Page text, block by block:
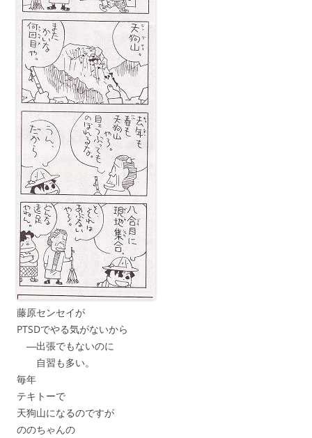
藤原センセイが
PTSDでやる気がないから
―出張でもないのに
自習も多い。
毎年
テキトーで
天狗山になるのですが
ののちゃんの